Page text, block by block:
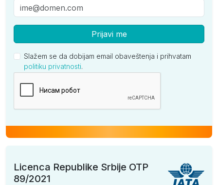
Prijavi me
Slažem se da dobijam email obaveštenja i prihvatam
politiku privatnosti.
Licenca Republike Srbije OTP
89/2021